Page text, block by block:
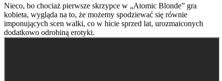
Nieco, bo chociaż pierwsze skrzypce w „Atomic Blonde” gra
kobieta, wygląda na to, że możemy spodziewać się równie
imponujących scen walki, co w hicie sprzed lat, urozmaiconych
dodatkowo odrobiną erotyki.